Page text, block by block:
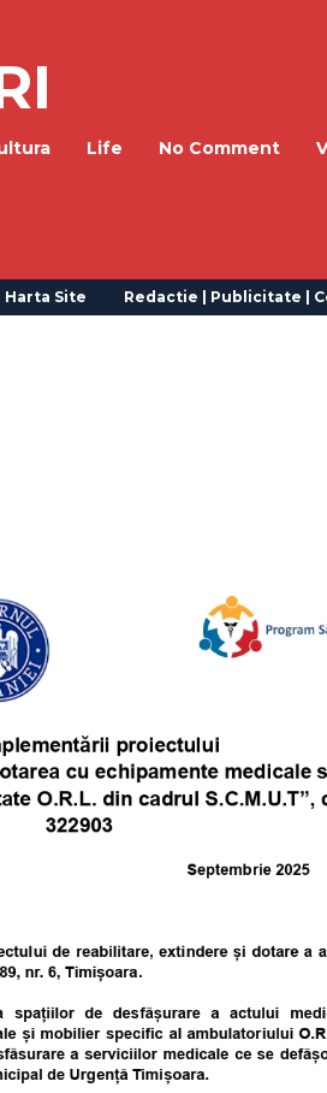
Life No Comment
Harta Site Redactie | Publicitate |